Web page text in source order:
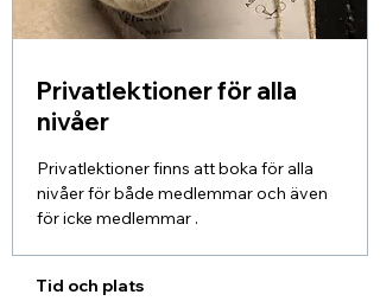
Privatlektioner för alla
nivåer
Privatlektioner finns att boka för alla
nivåer för både medlemmar och även
för icke medlemmar .
Tid och plats